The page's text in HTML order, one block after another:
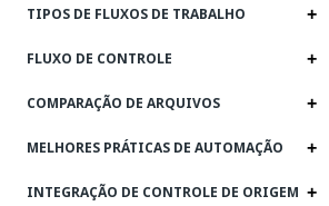
TIPOS DE FLUXOS DE TRABALHO
FLUXO DE CONTROLE
COMPARAÇÃO DE ARQUIVOS
MELHORES PRÁTICAS DE AUTOMAÇÃO
INTEGRAÇÃO DE CONTROLE DE ORIGEM